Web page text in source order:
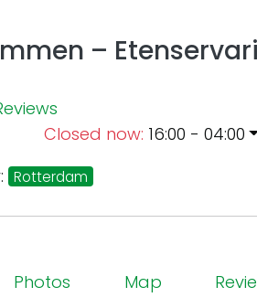
–
Closed now: 16:00 - 04:00
Rotterdam
Photos Map